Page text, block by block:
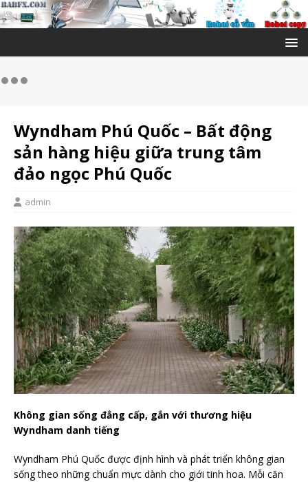
Wyndham Phú Quốc – Bất động
sản hàng hiệu giữa trung tâm
đảo ngọc Phú Quốc
admin
Không gian sống đẳng cấp, gắn với thương hiệu
Wyndham danh tiếng
Wyndham Phú Quốc được định hình và phát triển không gian
sống theo những chuẩn mực dành cho giới tinh hoa. Mỗi căn